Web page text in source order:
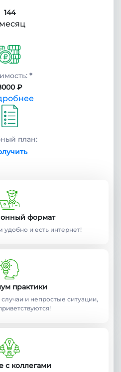
144
*
₽
план:
формат
удобно и есть интернет!
практики
и непростые ситуации,
с коллегами